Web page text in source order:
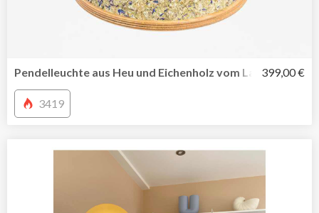
Pendelleuchte aus Heu und Eichenholz vom Label399,00 €
3419